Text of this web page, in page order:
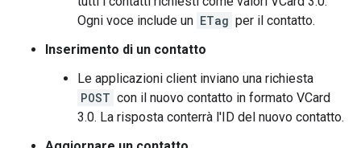
Ogni voce include un ETag per il contatto.
Inserimento di un contatto
Le applicazioni client inviano una richiesta
POST con il nuovo contatto in formato VCard
3.0. La risposta conterrà l'ID del nuovo contatto.